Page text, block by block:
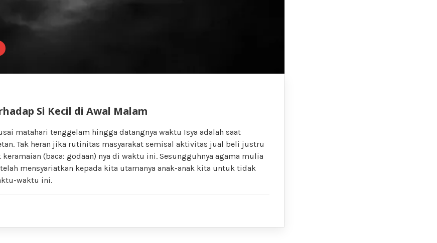
Si Kecil di Awal Malam
matahari tenggelam hingga datangnya waktu Isya adalah saat
Tak heran jika rutinitas masyarakat semisal aktivitas jual beli justru
(baca: godaan) nya di waktu ini. Sesungguhnya agama mulia
mensyariatkan kepada kita utamanya anak-anak kita untuk tidak
waktu ini.